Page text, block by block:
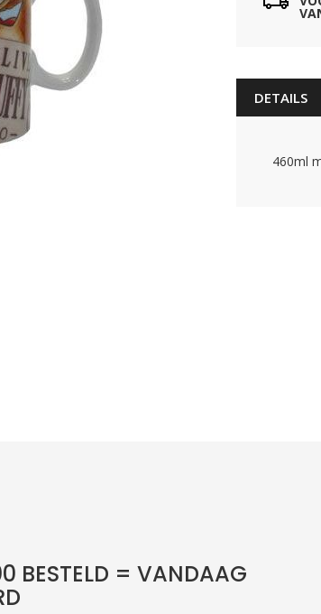
DETAILS
460ml
BESTELD = VANDAAG